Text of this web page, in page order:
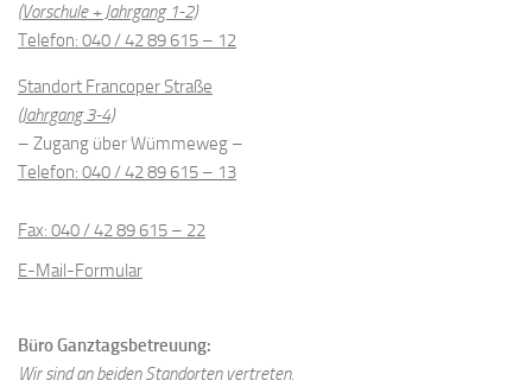
(Vorschule + Jahrgang 1-2)
Telefon: 040 / 42 89 615 – 12
Standort Francoper Straße
(Jahrgang 3-4)
– Zugang über Wümmeweg –
Telefon: 040 / 42 89 615 – 13
Fax: 040 / 42 89 615 – 22
E-Mail-Formular
Büro Ganztagsbetreuung:
Wir sind an beiden Standorten vertreten.